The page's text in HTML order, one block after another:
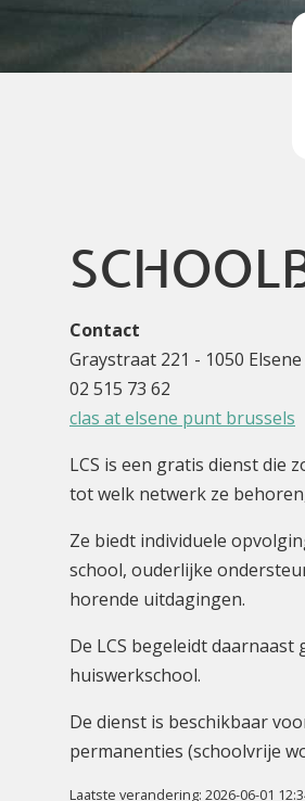
Contact
Graystraat 221 - 1050 Elsene
02 515 73 62
clas at elsene punt brussels
LCS is een gratis dienst die
tot welk netwerk ze
Ze biedt individuele
school, ouderlijke
horende uitdagingen.
De LCS begeleidt
huiswerkschool.
De dienst is beschikbaar
permanenties (schoolvrije
Laatste verandering: 2026-06-01